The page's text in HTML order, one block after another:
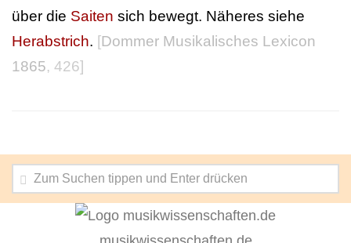
über die Saiten sich bewegt. Näheres siehe
Herabstrich. [Dommer Musikalisches Lexicon
1865, 426]